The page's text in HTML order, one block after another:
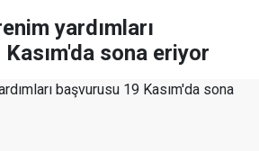
yardımları
sona eriyor